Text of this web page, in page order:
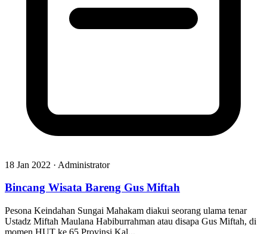
18 Jan 2022 · Administrator
Bincang Wisata Bareng Gus Miftah
Pesona Keindahan Sungai Mahakam diakui seorang ulama tenar
Ustadz Miftah Maulana Habiburrahman atau disapa Gus Miftah, di
momen HUT ke 65 Provinsi Kal...